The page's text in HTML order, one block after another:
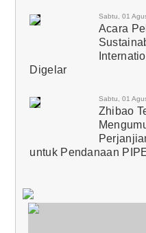
Sabtu, 01
Acara
Digelar
Sabtu, 01
Zhibao
untuk Pendanaan